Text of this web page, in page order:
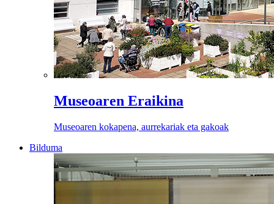
Museoaren Eraikina
Museoaren kokapena, aurrekariak eta gakoak
Bilduma